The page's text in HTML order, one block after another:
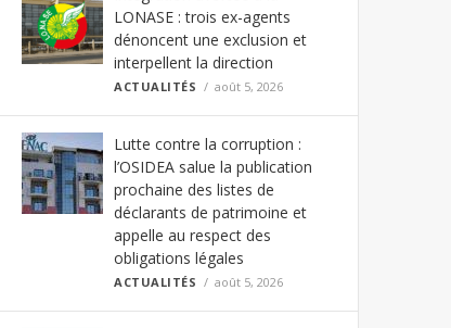
LONASE : trois ex-agents
dénoncent une exclusion et
interpellent la direction
ACTUALITÉS août 5, 2026
Lutte contre la corruption :
l’OSIDEA salue la publication
prochaine des listes de
déclarants de patrimoine et
appelle au respect des
obligations légales
ACTUALITÉS août 5, 2026